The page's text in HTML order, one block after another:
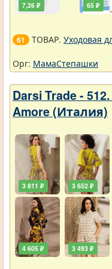
7,26 ₽ 65 ₽
61 ТОВАР. Уходовая
Орг: МамаСтепашки
Darsi Trade -
Amore (Италия)
3 811 ₽
4 605 ₽
3 652 ₽
3 493 ₽